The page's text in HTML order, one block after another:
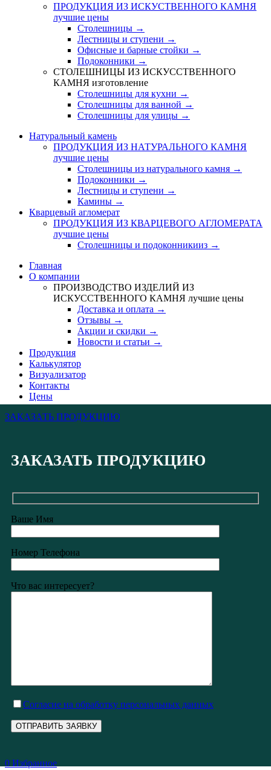
ПРОДУКЦИЯ ИЗ ИСКУСТВЕННОГО КАМНЯ
лучшие цены
Столешницы →
Лестницы и ступени →
Офисные и барные стойки →
Подоконники →
СТОЛЕШНИЦЫ ИЗ ИСКУССТВЕННОГО
КАМНЯ изготовление
Столешницы для кухни →
Столешницы для ванной →
Столешницы для улицы →
Натуральный камень
ПРОДУКЦИЯ ИЗ НАТУРАЛЬНОГО КАМНЯ
лучшие цены
Столешницы из натурального камня →
Подоконники →
Лестницы и ступени →
Камины →
Кварцевый агломерат
ПРОДУКЦИЯ ИЗ КВАРЦЕВОГО АГЛОМЕРАТА
лучшие цены
Столешницы и подоконникииз →
Главная
О компании
ПРОИЗВОДСТВО ИЗДЕЛИЙ ИЗ
ИСКУССТВЕННОГО КАМНЯ лучшие цены
Доставка и оплата →
Отзывы →
Акции и скидки →
Новости и статьи →
Продукция
Калькулятор
Визуализатор
Контакты
Цены
ЗАКАЗАТЬ ПРОДУКЦИЮ
ЗАКАЗАТЬ ПРОДУКЦИЮ
Ваше Имя
Номер Телефона
Что вас интересует?
Cогласие на обработку персональных данных
0 Избранное